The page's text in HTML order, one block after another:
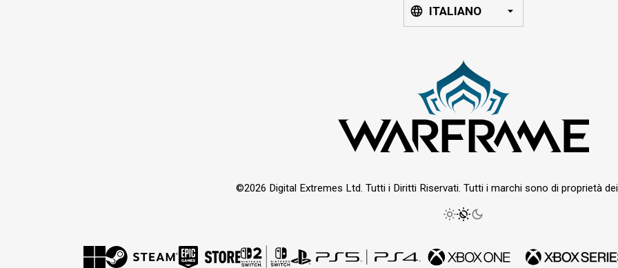
ITALIANO
©2026 Digital Extremes Ltd. Tutti i Diritti Riservati. Tutti i marchi sono di proprietà